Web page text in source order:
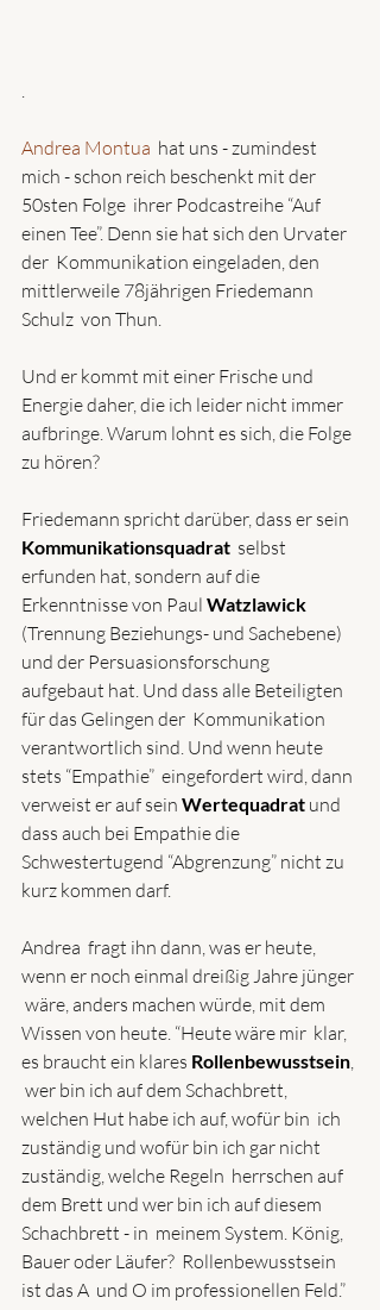
.
Andrea Montua
  hat uns - zumindest
mich - schon reich beschenkt mit der
50sten Folge  ihrer Podcastreihe “Auf
einen Tee”. Denn sie hat sich den Urvater
der  Kommunikation eingeladen, den
mittlerweile 78jährigen Friedemann
Schulz  von Thun.
Und er kommt mit einer Frische und
Energie daher, die ich leider nicht immer
aufbringe. Warum lohnt es sich, die Folge
zu hören?
Friedemann spricht darüber, dass er sein
Kommunikationsquadrat selbst
erfunden hat, sondern auf die
Erkenntnisse von Paul Watzlawick
(Trennung Beziehungs- und Sachebene)
und der Persuasionsforschung
aufgebaut hat. Und dass alle Beteiligten
für das Gelingen der  Kommunikation
verantwortlich sind. Und wenn heute
stets “Empathie”  eingefordert wird, dann
verweist er auf sein Wertequadrat und
dass auch bei Empathie die
Schwestertugend “Abgrenzung” nicht zu
kurz kommen darf.
Andrea  fragt ihn dann, was er heute,
wenn er noch einmal dreißig Jahre jünger
wäre, anders machen würde, mit dem
Wissen von heute. “Heute wäre mir  klar,
es braucht ein klares Rollenbewusstsein,
wer bin ich auf dem Schachbrett,
welchen Hut habe ich auf, wofür bin  ich
zuständig und wofür bin ich gar nicht
zuständig, welche Regeln  herrschen auf
dem Brett und wer bin ich auf diesem
Schachbrett - in  meinem System. König,
Bauer oder Läufer?  Rollenbewusstsein
ist das A  und O im professionellen Feld.”